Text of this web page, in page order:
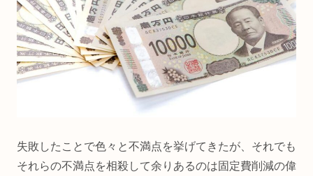
失敗したことで色々と不満点を挙げてきたが、それでも
それらの不満点を相殺して余りあるのは固定費削減の偉